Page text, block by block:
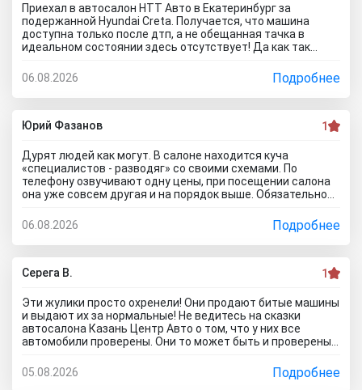
Приехал в автосалон НТТ Авто в Екатеринбург за
подержанной Hyundai Creta. Получается, что машина
доступна только после дтп, а не обещанная тачка в
идеальном состоянии здесь отсутствует! Да как так
почти не ездила! Я ушел из салона, потому что мне такой
расклад не подходит. Битое авто я могу купить и с рук и
намного дешевле, чем тут... Сожаления только о
потерянном времени которого можно было избежать
если бы я почитал отзывы об автоцентре Нтт авто до
82В.
06.08.2026 Подробнее
Юрий Фазанов 1
Дурят людей как могут. В салоне находится куча
«специалистов - разводяг» со своими схемами. По
телефону озвучивают одну цены, при посещении салона
она уже совсем другая и на порядок выше. Обязательное
соответственно цена на авто вырастет на приличную
сумму. По телефону озвучивают каско якобы первый год в
подарок, а потом на ваше усмотрение и страхование
жизни не обязательно, если работа не связана с риском
для жизни. Автомобиль типо находится на складе.
привезут его. Какой будет автомобиль? По отзывам об
автосалоне Авиатор были случаи со скрученным
пробегом и рядом недостатков. Народ, не тратьте время
и деньги. Будьте бдительны! Обманщикам в карму все
равно влетит как не крути...
06.08.2026 Подробнее
Серега В. 1
Эти жулики просто охренели! Они продают битые машины
и выдают их за нормальные! Не ведитесь на сказки
автосалона Казань Центр Авто о том, что у них все
автомобили проверены. Они то может быть и проверены,
тоже осматривал такой «проверенный» автомобиль.
Оказалось, что у машины кривой кузов и плавают зазоры
05.08.2026 Подробнее